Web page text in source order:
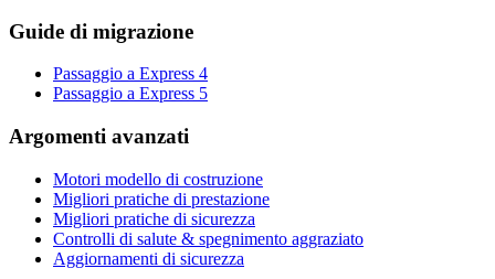
Guide di migrazione
Passaggio a Express 4
Passaggio a Express 5
Argomenti avanzati
Motori modello di costruzione
Migliori pratiche di prestazione
Migliori pratiche di sicurezza
Controlli di salute & spegnimento aggraziato
Aggiornamenti di sicurezza